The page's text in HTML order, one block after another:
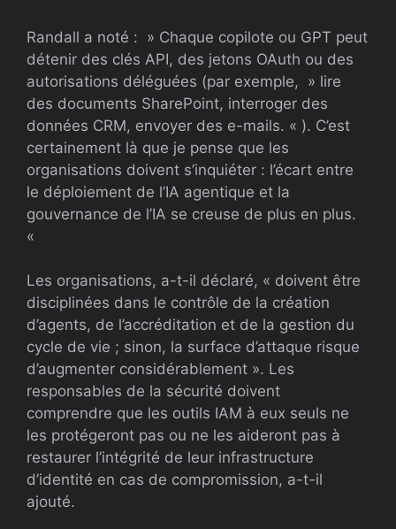
Randall a noté : » Chaque copilote ou GPT peut
détenir des clés API, des jetons OAuth ou des
autorisations déléguées (par exemple, » lire
des documents SharePoint, interroger des
données CRM, envoyer des e-mails. « ). C’est
certainement là que je pense que les
organisations doivent s’inquiéter : l’écart entre
le déploiement de l’IA agentique et la
gouvernance de l’IA se creuse de plus en plus.
«
Les organisations, a-t-il déclaré, « doivent être
disciplinées dans le contrôle de la création
d’agents, de l’accréditation et de la gestion du
cycle de vie ; sinon, la surface d’attaque risque
d’augmenter considérablement ». Les
responsables de la sécurité doivent
comprendre que les outils IAM à eux seuls ne
les protégeront pas ou ne les aideront pas à
restaurer l’intégrité de leur infrastructure
d’identité en cas de compromission, a-t-il
ajouté.